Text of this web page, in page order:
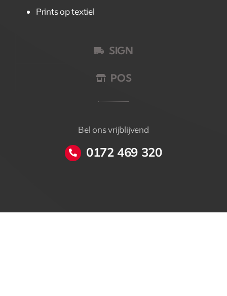
Prints op textiel
SIGN
POS
Bel ons vrijblijvend
0172 469 320